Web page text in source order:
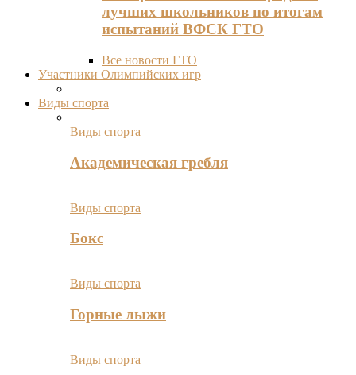
лучших школьников по итогам
испытаний ВФСК ГТО
Все новости ГТО
Участники Олимпийских игр
Виды спорта
Виды спорта
Академическая гребля
Виды спорта
Бокс
Виды спорта
Горные лыжи
Виды спорта